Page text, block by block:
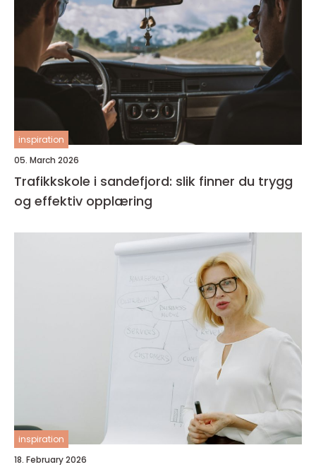
inspiration
05. March 2026
Trafikkskole i sandefjord: slik finner du trygg
og effektiv opplæring
inspiration
18. February 2026